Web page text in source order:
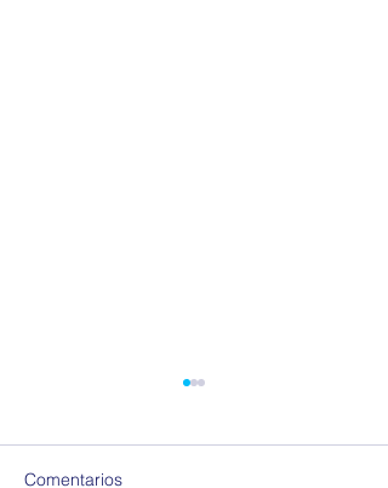
Comentarios